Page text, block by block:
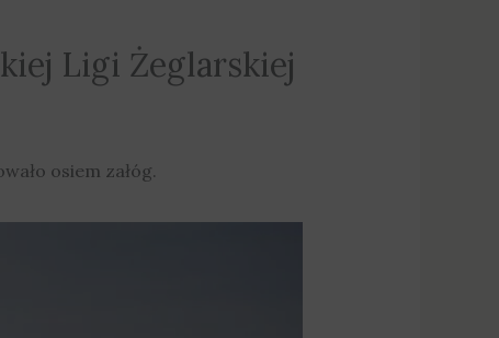
Ligi Żeglarskiej
osiem załóg.